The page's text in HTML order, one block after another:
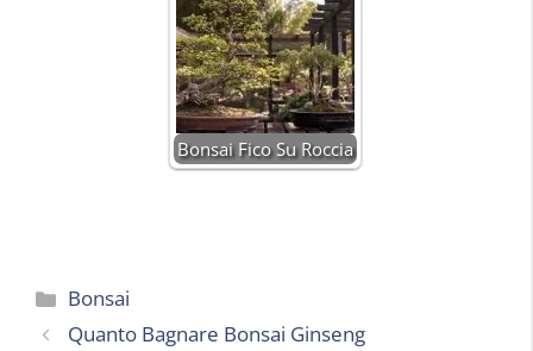
Bonsai Fico Su Roccia
Categorie
Bonsai
Quanto Bagnare Bonsai Ginseng